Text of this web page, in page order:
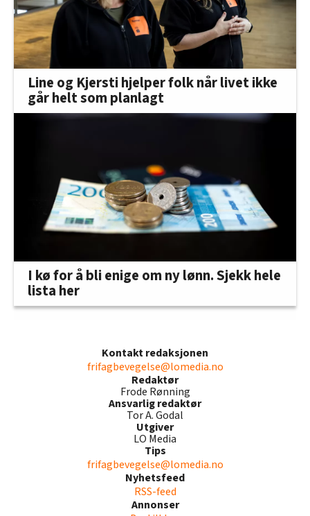
Line og Kjersti hjelper folk når livet ikke
går helt som planlagt
I kø for å bli enige om ny lønn. Sjekk hele
lista her
Kontakt redaksjonen
frifagbevegelse@lomedia.no
Redaktør
Frode Rønning
Ansvarlig redaktør
Tor A. Godal
Utgiver
LO Media
Tips
frifagbevegelse@lomedia.no
Nyhetsfeed
RSS-feed
Annonser